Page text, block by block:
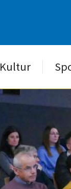
Kultur